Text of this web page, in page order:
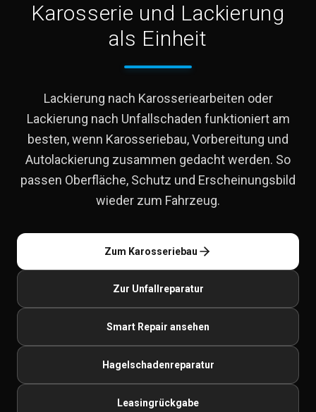
Karosserie und Lackierung
als Einheit
Lackierung nach Karosseriearbeiten oder
Lackierung nach Unfallschaden funktioniert am
besten, wenn Karosseriebau, Vorbereitung und
Autolackierung zusammen gedacht werden. So
passen Oberfläche, Schutz und Erscheinungsbild
wieder zum Fahrzeug.
Zum Karosseriebau
Zur Unfallreparatur
Smart Repair ansehen
Hagelschadenreparatur
Leasingrückgabe